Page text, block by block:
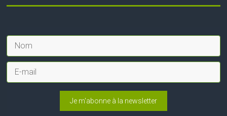
Je m'abonne à la newsletter